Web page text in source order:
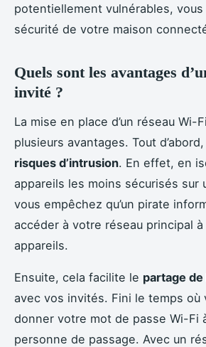
potentiellement vulnérables,
sécurité de votre maison
Quels sont les avantages
invité ?
La mise en place d’un réseau Wi-
plusieurs avantages. Tout
risques d’intrusion. En effet, en
appareils les moins sécurisés sur
vous empêchez qu’un pirate
accéder à votre réseau principal à
appareils.
Ensuite, cela facilite le partage
avec vos invités. Fini le temps où
donner votre mot de passe Wi-Fi
personne de passage. Avec un